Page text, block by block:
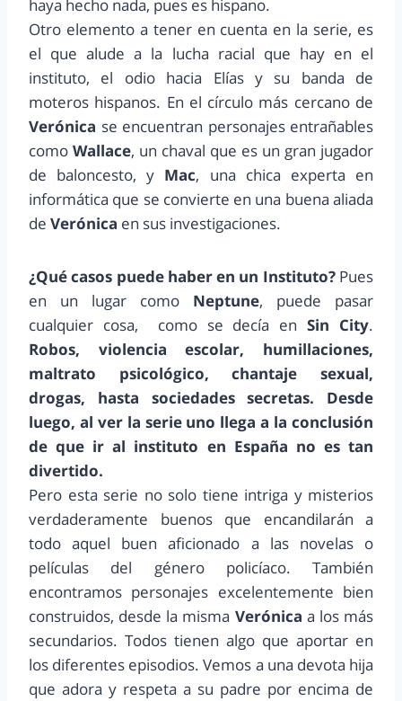
haya hecho nada, pues es hispano.
Otro elemento a tener en cuenta en la serie, es
el que alude a la lucha racial que hay en el
instituto, el odio hacia Elías y su banda de
moteros hispanos. En el círculo más cercano de
Verónica se encuentran personajes entrañables
como Wallace, un chaval que es un gran jugador
de baloncesto, y Mac, una chica experta en
informática que se convierte en una buena aliada
de Verónica en sus investigaciones.
¿Qué casos puede haber en un Instituto?Pues
en un lugar como Neptune, puede pasar
cualquier cosa, como se decía enSin City.
Robos, violencia escolar, humillaciones,
maltrato psicológico, chantaje sexual,
drogas, hasta sociedades secretas. Desde
luego, al ver la serie uno llega a la conclusión
de que ir al instituto en España no es tan
divertido.
Pero esta serie no solo tiene intriga y misterios
verdaderamente buenos que encandilarán a
todo aquel buen aficionado a las novelas o
películas del género policíaco. También
encontramos personajes excelentemente bien
construidos, desde la misma Verónica a los más
secundarios. Todos tienen algo que aportar en
los diferentes episodios. Vemos a una devota hija
que adora y respeta a su padre por encima de